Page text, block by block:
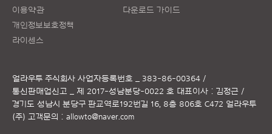
이용약관
개인정보보호정책
라이센스
다운로드 가이드
얼라우투 주식회사 사업자등록번호 _ 383-86-00364 /
통신판매업신고 _ 제 2017-성남분당-0022 호 대표이사 : 김정근 /
경기도 성남시 분당구 판교역로192번길 16, 8층 806호 C472 얼라우투
(주) 고객문의 : allowto@naver.com